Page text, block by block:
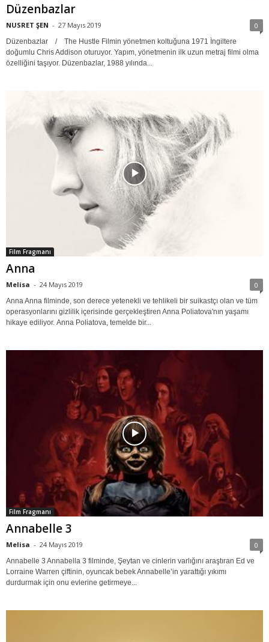
Düzenbazlar
NUSRET ŞEN - 27 Mayıs 2019 0
Düzenbazlar / The Hustle Filmin yönetmen koltuğuna 1971 İngiltere
doğumlu Chris Addison oturuyor. Yapım, yönetmenin ilk uzun metraj filmi olma
özelliğini taşıyor. Düzenbazlar, 1988 yılında...
Film Fragmanı
Anna
Melisa - 24 Mayıs 2019 0
Anna Anna filminde, son derece yetenekli ve tehlikeli bir suikastçı olan ve tüm
operasyonlarını gizlilik içerisinde gerçekleştiren Anna Poliatova'nın yaşamı
hikaye ediliyor. Anna Poliatova, temelde bir...
Film Fragmanı
Annabelle 3
Melisa - 24 Mayıs 2019 0
Annabelle 3 Annabella 3 filminde, Şeytan ve cinlerin varlığını araştıran Ed ve
Lorraine Warren çiftinin, oyuncak bebek Annabelle’in yarattığı yıkımı
durdurmak için onu evlerine getirmeye...